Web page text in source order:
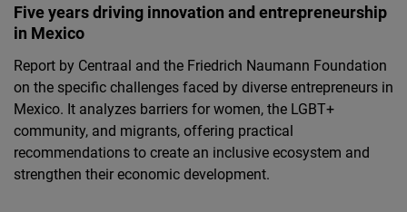
Five years driving innovation and entrepreneurship
in Mexico
Report by Centraal and the Friedrich Naumann Foundation
on the specific challenges faced by diverse entrepreneurs in
Mexico. It analyzes barriers for women, the LGBT+
community, and migrants, offering practical
recommendations to create an inclusive ecosystem and
strengthen their economic development.